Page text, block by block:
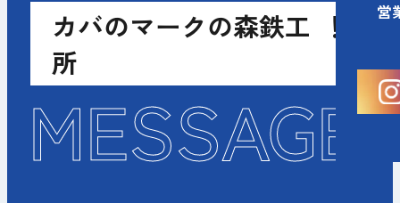
営
カバのマークの森鉄工
所
！
MESSAGE